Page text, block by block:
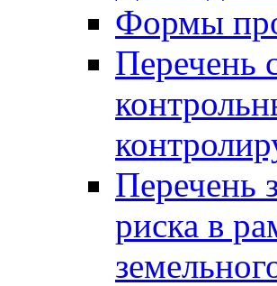
Формы
Перечень
Перечень
риска в